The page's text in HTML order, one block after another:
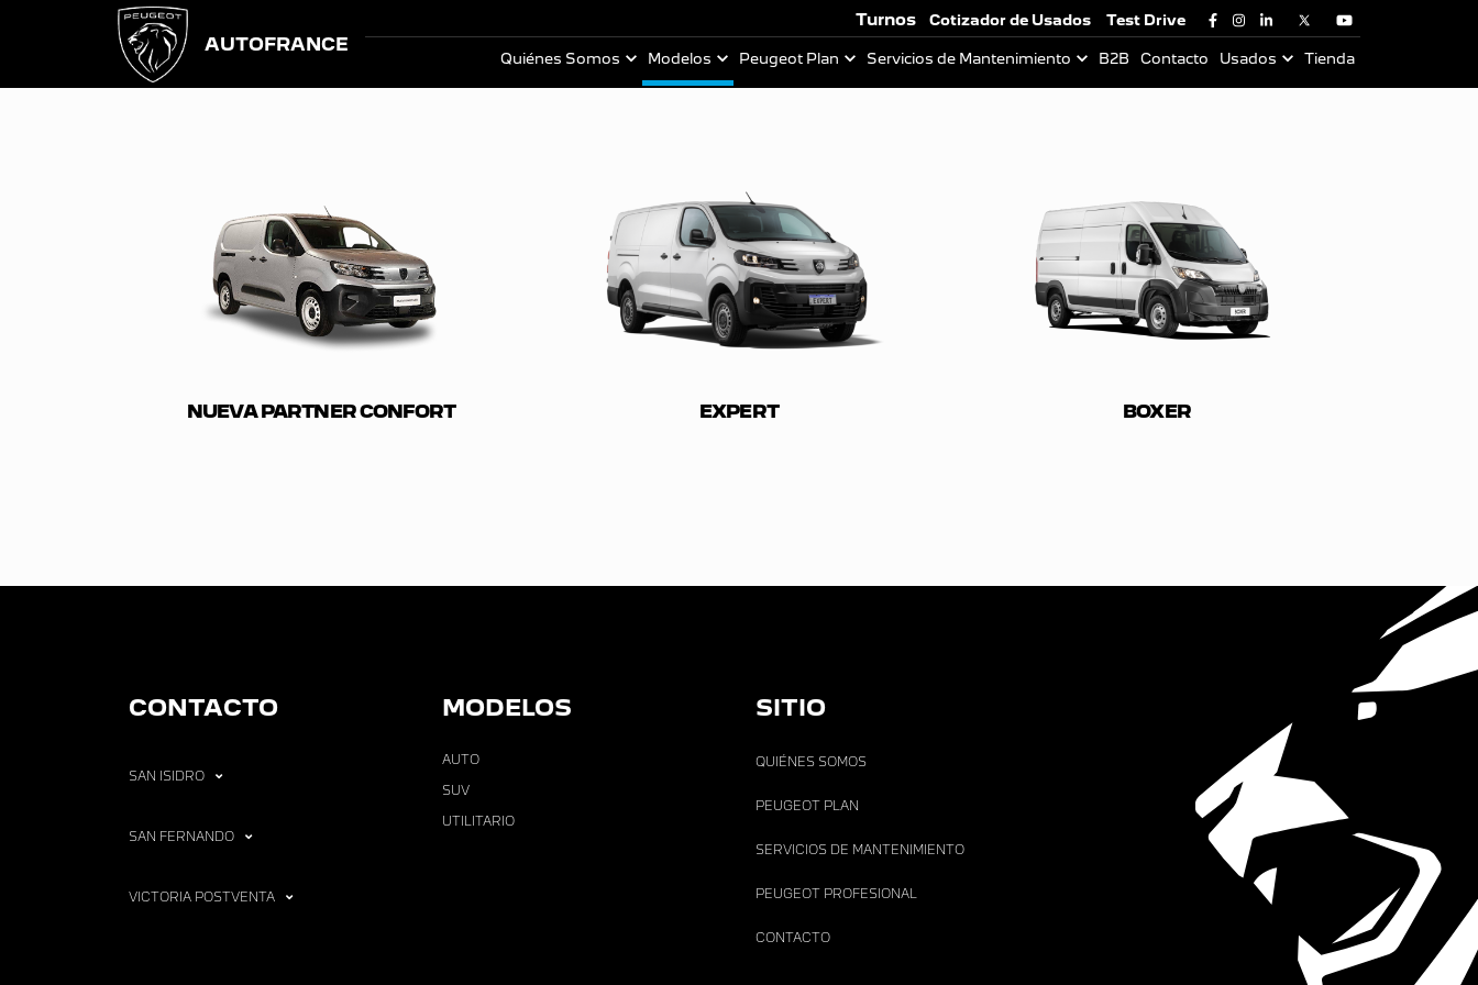
AUTOFRANCE
Turnos Cotizador de Usados Test Drive
Quiénes Somos Modelos Peugeot Plan Servicios de Mantenimiento B2B Contacto Usados Tienda
NUEVA PARTNER CONFORT EXPERT BOXER
CONTACTO
SAN ISIDRO
SAN FERNANDO
VICTORIA POSTVENTA
MODELOS
AUTO
SUV
UTILITARIO
SITIO
QUIÉNES SOMOS
PEUGEOT PLAN
SERVICIOS DE MANTENIMIENTO
PEUGEOT PROFESIONAL
CONTACTO